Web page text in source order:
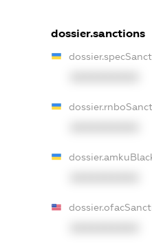
dossier.sanctions